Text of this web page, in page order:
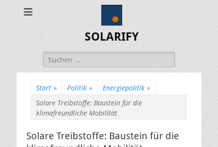
SOLARIFY
Suchen
nach:
Start » Politik » Energiepolitik »
Solare Treibstoffe: Baustein für die
klimafreundliche Mobilität
Solare Treibstoffe: Baustein für die